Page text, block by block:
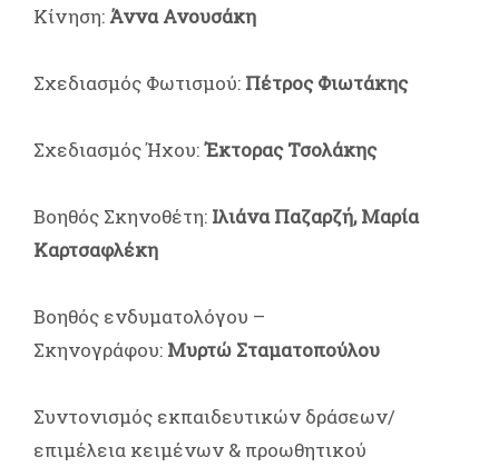
Κίνηση: Άννα Ανουσάκη
Σχεδιασμός Φωτισμού: Πέτρος Φιωτάκης
Σχεδιασμός Ήχου:Έκτορας Τσολάκης
Βοηθός Σκηνοθέτη: Ιλιάνα Παζαρζή, Μαρία
Καρτσαφλέκη
Βοηθός ενδυματολόγου –
Σκηνογράφου: Μυρτώ Σταματοπούλου
Συντονισμός εκπαιδευτικών δράσεων/
επιμέλεια κειμένων & προωθητικού